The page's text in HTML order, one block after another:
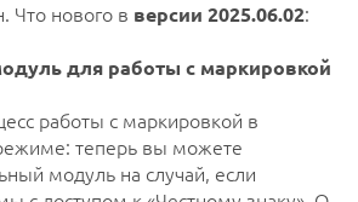
Что нового в версии 2025.06.02:
для работы с маркировкой
работы с маркировкой в
теперь вы можете
модуль на случай, если